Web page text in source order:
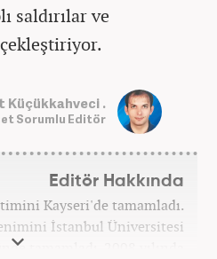
saldırılar ve
Küçükkahveci .
Sorumlu Editör
Editör Hakkında
Kayseri'de tamamladı.
İstanbul Üniversitesi
tamamladı. 2008 yılında